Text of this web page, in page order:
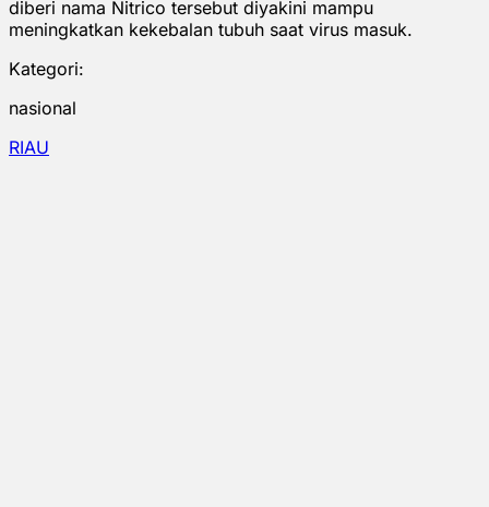
diberi nama Nitrico tersebut diyakini mampu
meningkatkan kekebalan tubuh saat virus masuk.
Kategori:
nasional
RIAU